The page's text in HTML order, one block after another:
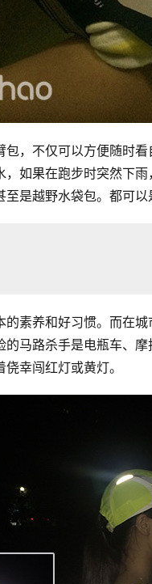
，不仅可以方便随时
如果在跑步时突然下
是越野水袋包。都可以
素养和好习惯。而在
马路杀手是电瓶车、
幸闯红灯或黄灯。